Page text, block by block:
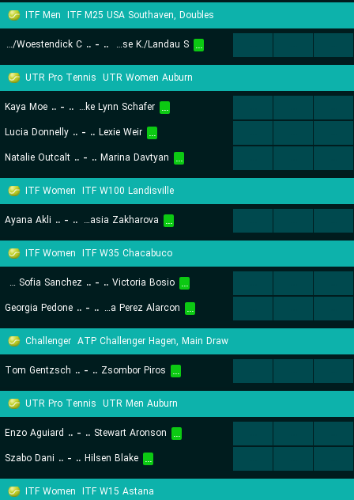
ITF Men ITF M25 USA Southaven, Doubles
Exsted M./Woestendick C.
.. - .. Giese K./Landau S. ...
UTR Pro Tennis UTR Women Auburn
Kaya Moe .. - .. Brooke Lynn Schafer ...
Lucia Donnelly .. - .. Lexie Weir ...
Natalie Outcalt .. - .. Marina Davtyan ...
ITF Women ITF W100 Landisville
Ayana Akli .. - .. Anastasia Zakharova ...
ITF Women ITF W35 Chacabuco
Ana Sofia Sanchez
.. - .. Victoria Bosio ...
Georgia Pedone .. - .. Lucciana Perez Alarcon ...
Challenger ATP Challenger Hagen, Main Draw
Tom Gentzsch .. - .. Zsombor Piros ...
UTR Pro Tennis UTR Men Auburn
Enzo Aguiard .. - .. Stewart Aronson ...
Szabo Dani .. - .. Hilsen Blake ...
ITF Women ITF W15 Astana